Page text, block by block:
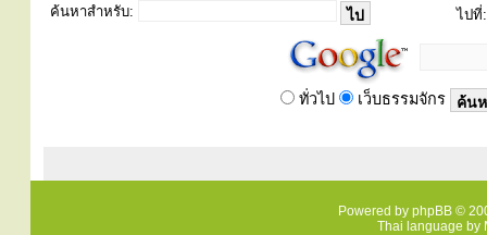
ค้นหาสำหรับ: ไปที่:
ทั่วไป เว็บธรรมจักร
Powered by phpBB ©
Thai language by